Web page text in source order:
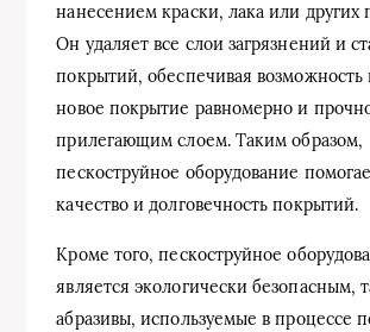
нанесением краски, лака или других
Он удаляет все слои загрязнений и
покрытий, обеспечивая возможность
новое покрытие равномерно и
прилегающим слоем. Таким образом,
пескоструйное оборудование
качество и долговечность покрытий.
Кроме того, пескоструйное
является экологически безопасным,
абразивы, используемые в процессе